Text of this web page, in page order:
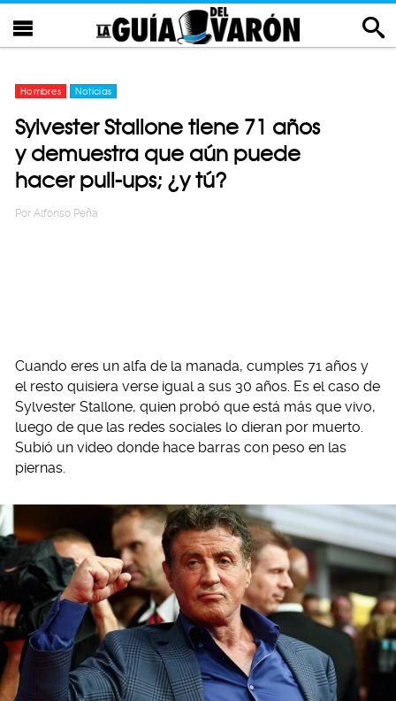
Hombres Noticias
Sylvester Stallone tiene 71 años
y demuestra que aún puede
hacer pull-ups; ¿y tú?
Por Alfonso Peña
Cuando eres un alfa de la manada, cumples 71 años y
el resto quisiera verse igual a sus 30 años. Es el caso de
Sylvester Stallone, quien probó que está más que vivo,
luego de que las redes sociales lo dieran por muerto.
Subió un video donde hace barras con peso en las
piernas.